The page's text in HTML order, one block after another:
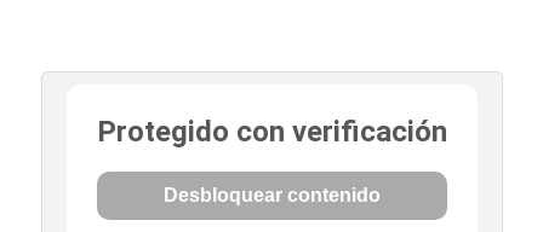
Protegido con verificación
Desbloquear contenido